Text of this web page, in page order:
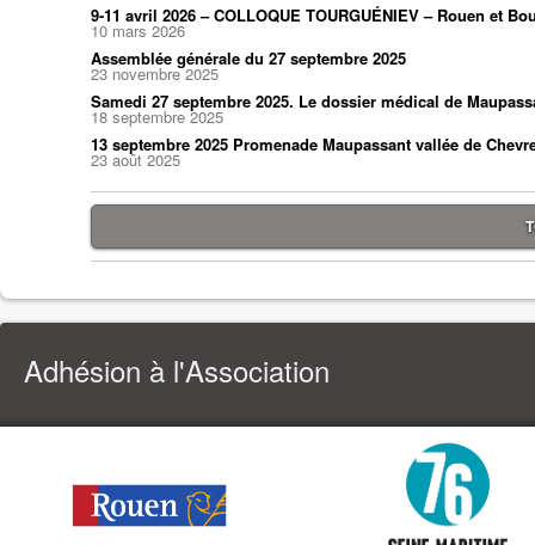
9-11 avril 2026 – COLLOQUE TOURGUÉNIEV – Rouen et
10 mars 2026
Assemblée générale du 27 septembre 2025
23 novembre 2025
Samedi 27 septembre 2025. Le dossier médical de
18 septembre 2025
13 septembre 2025 Promenade Maupassant vallée de
23 août 2025
Adhésion à l'Association